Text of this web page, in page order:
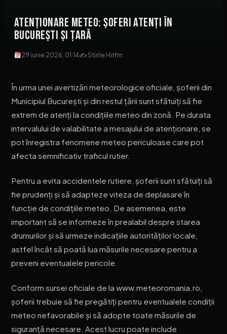
Atenționare meteo: șoferi atenți în
București și țară
29 iunie 2026, 01:14✍ Stirile Hitfm
În urma unei avertizări meteorologice oficiale, șoferii din
Municipiul București și din restul țării sunt sfătuiți să fie
extrem de atenți la condițiile meteo din zonă. Pe durata
intervalului de valabilitate a mesajului de atenționare, se
pot înregistra fenomene meteo periculoase care pot
afecta semnificativ traficul rutier.
Pentru a evita accidentele rutiere, șoferii sunt sfătuiți să
fie prudenți și să adapteze viteza de deplasare în
funcție de condițiile meteo. De asemenea, este
important să se informeze în prealabil despre starea
drumurilor și să urmeze indicațiile autorităților locale,
astfel încât să poată lua măsurile necesare pentru a
preveni eventualele pericole.
Conform sursei oficiale de la www.meteoromania.ro,
șoferii trebuie să fie pregătiți pentru eventualele condiții
meteo nefavorabile și să adopte toate măsurile de
siguranță necesare. Acest lucru poate include